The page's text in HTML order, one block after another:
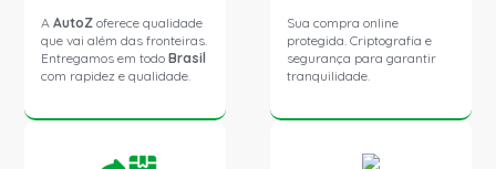
AAutoZ oferece qualidade
que vai além das fronteiras.
Entregamos em todoBrasil
com rapidez e qualidade.
Sua compra online
protegida. Criptografia e
segurança para garantir
tranquilidade.